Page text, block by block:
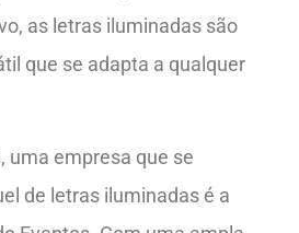
as letras iluminadas são
que se adapta a qualquer
uma empresa que se
de letras iluminadas é a